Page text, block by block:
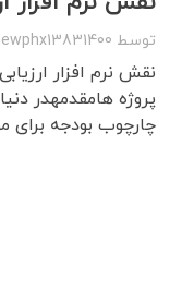
توسط
نقش نرم افزار
پروژه هامقدمهدر
چارچوب بودجه برای